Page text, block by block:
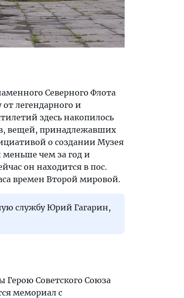
Северного Флота
от легендарного и
здесь накопилось
вещей, принадлежавших
о создании Музея
меньше чем за год и
он находится в пос.
времен Второй мировой.
службу Юрий Гагарин,
Герою Советского Союза
мемориал с